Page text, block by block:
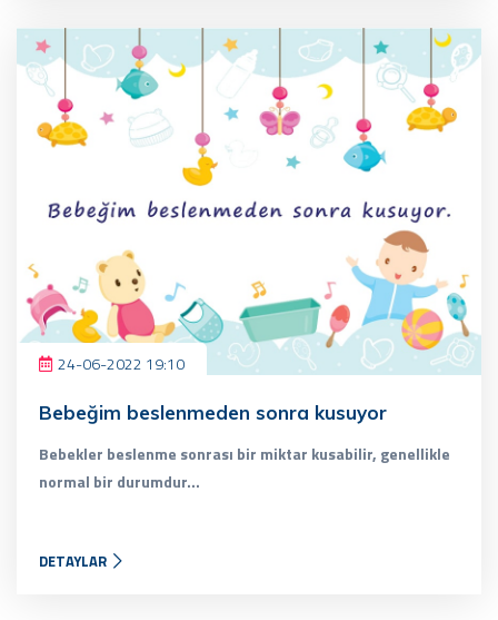
24-06-2022 19:10
Bebeğim beslenmeden sonra kusuyor
Bebekler beslenme sonrası bir miktar kusabilir, genellikle
normal bir durumdur...
DETAYLAR